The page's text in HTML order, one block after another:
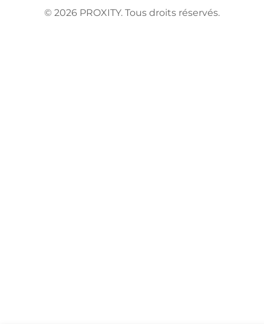
© 2026 PROXITY. Tous droits réservés.